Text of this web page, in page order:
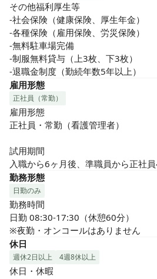
その他福利厚生等
-社会保険（健康保険、厚生年金）
-各種保険（雇用保険、労災保険）
-無料駐車場完備
-制服無料貸与（上3枚、下3枚）
-退職金制度（勤続年数5年以上）
雇用形態
正社員（常勤）
雇用形態
正社員・常勤（看護管理者）
試用期間
入職から6ヶ月後、準職員から正社員
勤務形態
日勤のみ
勤務時間
日勤 08:30-17:30（休憩60分）
※夜勤・オンコールはありません
休日
週休2日以上 4週8休以上
休日・休暇